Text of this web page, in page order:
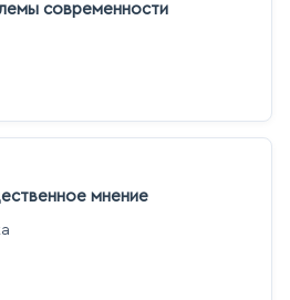
современности
мнение